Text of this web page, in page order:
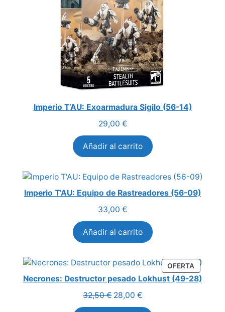
Imperio T’AU: Exoarmadura Sigilo (56-14)
29,00 €
Añadir al carrito
Imperio T’AU: Equipo de Rastreadores (56-09)
33,00 €
Añadir al carrito
OFERTA
EN
Necrones: Destructor pesado Lokhust (49-28)
32,50€ El
precio
28,00 €El
precio